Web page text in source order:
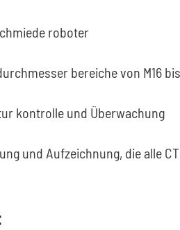
roboter
bereiche von M16
kontrolle und Überwachung
und Aufzeichnung, die alle